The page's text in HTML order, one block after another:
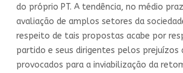
do próprio PT. A tendência, no médio
avaliação de amplos setores da
respeito de tais propostas acabe por
partido e seus dirigentes pelos prejuízos
provocados para a inviabilização da